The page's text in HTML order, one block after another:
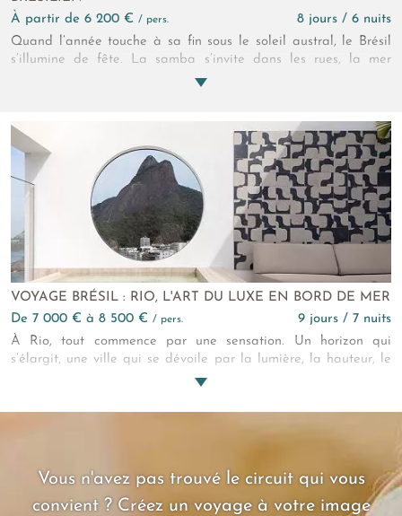
à partir de 6 200 € / pers.
8 jours / 6 nuits
Quand l’année touche à sa fin sous le soleil austral, le Brésil
s’illumine de fête. La samba s’invite dans les rues, la mer
reflète mille couleurs, et l’air lui-même semble chargé de
l’année s’écrivent comme une parenthèse tropicale, rythmée
par les sourires, la mer et la joie de se retrouver.
VOYAGE BRÉSIL : RIO, L'ART DU LUXE EN BORD DE MER
de 7 000 € à 8 500 € / pers.
9 jours / 7 nuits
À Rio, tout commence par une sensation. Un horizon qui
s’élargit, une ville qui se dévoile par la lumière, la hauteur, le
mouvement. Le temps s’étire, invitant à observer autrement, à
intime et feutrée, où l’élégance se devine et où le luxe se
Vous n'avez pas trouvé le circuit qui vous
convient ? Créez un voyage à votre image